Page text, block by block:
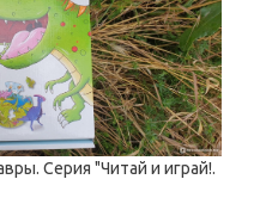
Серия "Читай и играй!.